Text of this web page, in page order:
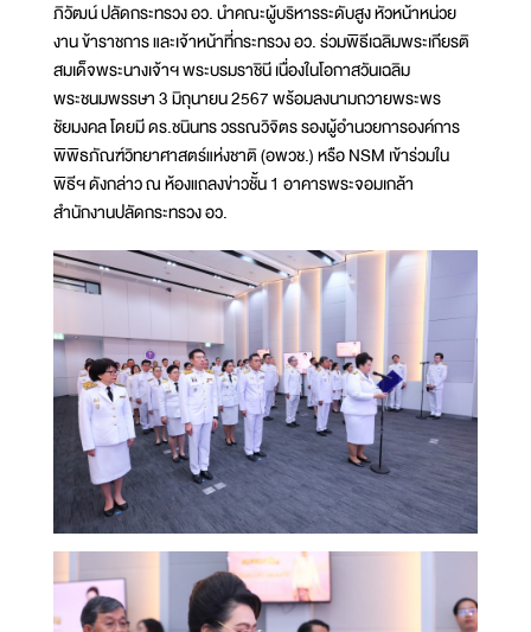
ภิวัฒน์ ปลัดกระทรวง อว. นำคณะผู้บริหารระดับสูง หัวหน้าหน่วย
งาน ข้าราชการ และเจ้าหน้าที่กระทรวง อว. ร่วมพิธีเฉลิมพระเกียรติ
สมเด็จพระนางเจ้าฯ พระบรมราชินี เนื่องในโอกาสวันเฉลิม
พระชนมพรรษา 3 มิถุนายน 2567 พร้อมลงนามถวายพระพร
ชัยมงคล โดยมี ดร.ชนินทร วรรณวิจิตร รองผู้อำนวยการองค์การ
พิพิธภัณฑ์วิทยาศาสตร์แห่งชาติ (อพวช.) หรือ NSM เข้าร่วมใน
พิธีฯ ดังกล่าว ณ ห้องแถลงข่าวชั้น 1 อาคารพระจอมเกล้า
สำนักงานปลัดกระทรวง อว.